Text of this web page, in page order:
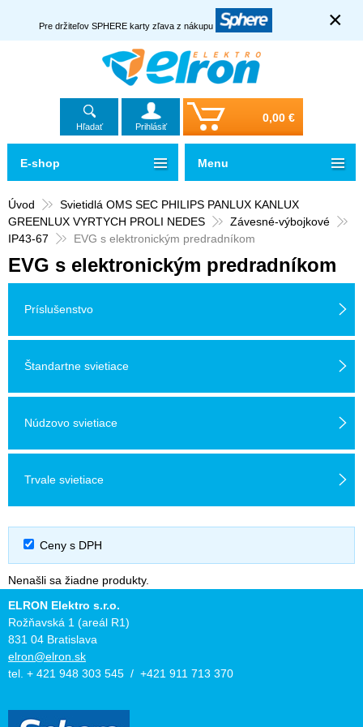
Pre držiteľov SPHERE karty zľava z nákupu ×
Hľadať Prihlásiť
0,00 €
Úvod
Svietidlá OMS SEC PHILIPS PANLUX KANLUX
GREENLUX VYRTYCH PROLI NEDES
Závesné-výbojkové
IP43-67
EVG s elektronickým predradníkom
EVG s elektronickým predradníkom
Príslušenstvo
Štandartne svietiace
Núdzovo svietiace
Trvale svietiace
Ceny s DPH
Nenašli sa žiadne produkty.
E-shop Menu
ELRON Elektro s.r.o.
Rožňavská 1 (areál R1)
831 04 Bratislava
elron@elron.sk
tel. + 421 948 303 545 / +421 911 713 370